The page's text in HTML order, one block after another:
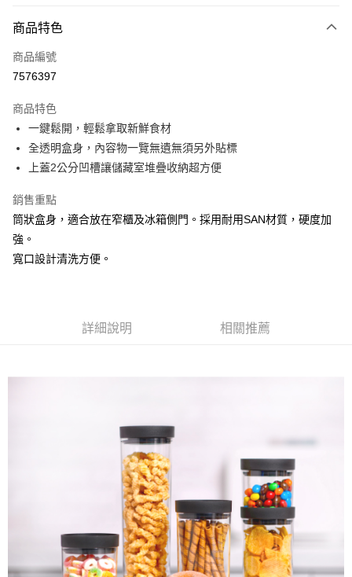
成交易。
4.訂單成立30分鐘內，如未前往確認交易或遇審核未通過，訂單將自動取
消。如遇「轉專審核」未通過狀況，表示未達大哥付你分期系統評分，恕無
1.分期款項不併入電信帳單，「大哥付你分期」於每月結算日後寄送繳費提
醒簡訊。
2.透過簡訊連結打開帳單後，可選擇「超商條碼／台灣大直營門市／銀行轉
帳／街口支付／iPASS MONEY」等通路繳費。
1.本服務係由「台灣大哥大股份有限公司」（以下簡稱本公司）所提供，讓
用戶於交易時，得透過本服務購買商品或服務，並由商店將買賣／分期付款
買賣價金債權讓與本公司後，依約使用本公司帳單繳交帳款。
2.基於同意付款使用「大哥付你分期」之契約關係目的，商店將以您的個人
資料（包含姓名、電話或地址）提供予台灣大哥大進項蒐集、處理及利用，
運送方式
付款後全家取貨
每筆NT$80，滿NT$888(含以上)免運費
每筆NT$80，滿NT$888(含以上)免運費
宅配
每筆NT$120，滿NT$1,000(含以上)免運費
商品特色
商品編號
7576397
商品特色
一鍵鬆開，輕鬆拿取新鮮食材
全透明盒身，內容物一覽無遺無須另外貼標
上蓋2公分凹槽讓儲藏室堆疊收納超方便
銷售重點
筒狀盒身，適合放在窄櫃及冰箱側門。採用耐用SAN材質，硬度加
強。
寬口設計清洗方便。
詳細說明 相關推薦